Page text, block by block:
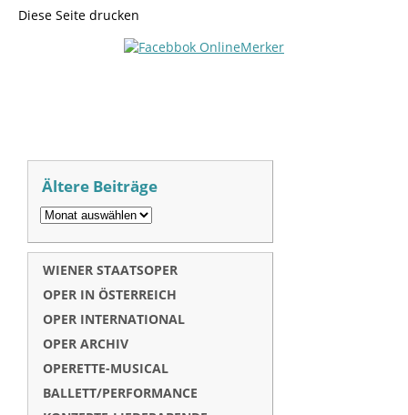
Diese Seite drucken
Ältere Beiträge
WIENER STAATSOPER
OPER IN ÖSTERREICH
OPER INTERNATIONAL
OPER ARCHIV
OPERETTE-MUSICAL
BALLETT/PERFORMANCE